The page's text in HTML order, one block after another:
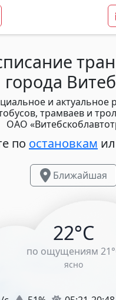
города
и актуальное
трамваев и
ОАО
по остановкам
Ближайшая
22°C
по ощущениям
ясно